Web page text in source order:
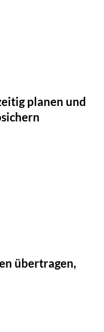
planen und
übertragen,